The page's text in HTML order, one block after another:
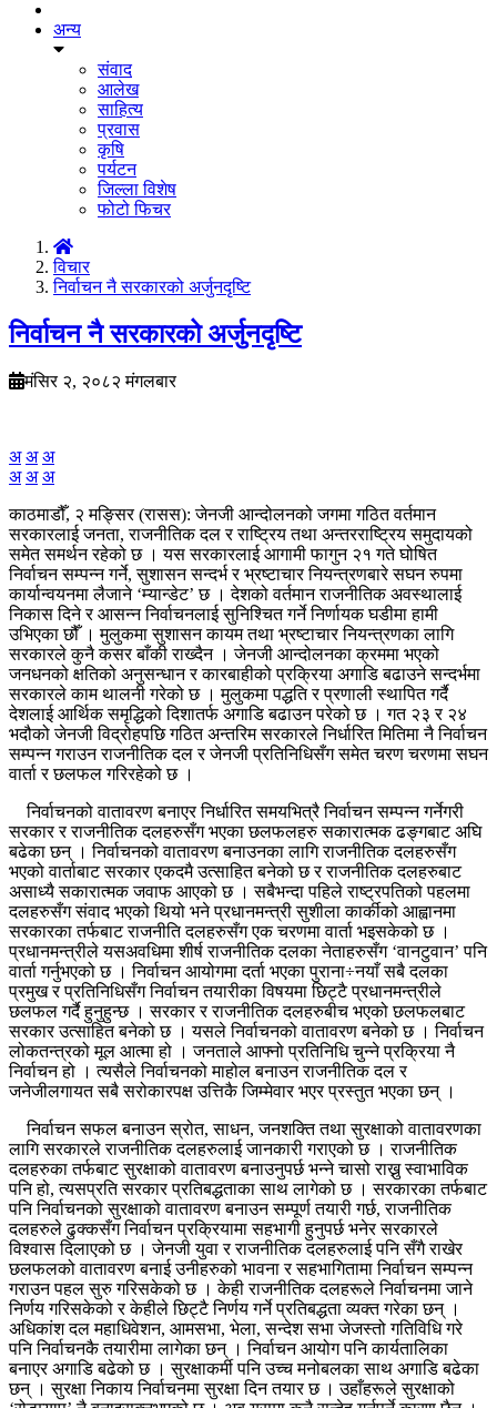
अन्य
संवाद
आलेख
साहित्य
प्रवास
कृषि
पर्यटन
जिल्ला विशेष
फोटो फिचर
विचार
निर्वाचन नै सरकारको अर्जुनदृष्टि
निर्वाचन नै सरकारको अर्जुनदृष्टि
मंसिर २, २०८२ मंगलबार
अ अ अ
अ अ अ
काठमाडौँ, २ मङ्सिर (रासस): जेनजी आन्दोलनको जगमा गठित वर्तमान
सरकारलाई जनता, राजनीतिक दल र राष्ट्रिय तथा अन्तरराष्ट्रिय समुदायको
समेत समर्थन रहेको छ । यस सरकारलाई आगामी फागुन २१ गते घोषित
निर्वाचन सम्पन्न गर्ने, सुशासन सन्दर्भ र भ्रष्टाचार नियन्त्रणबारे सघन रुपमा
कार्यान्वयनमा लैजाने ‘म्यान्डेट’ छ । देशको वर्तमान राजनीतिक अवस्थालाई
निकास दिने र आसन्न निर्वाचनलाई सुनिश्चित गर्ने निर्णायक घडीमा हामी
उभिएका छौँ । मुलुकमा सुशासन कायम तथा भ्रष्टाचार नियन्त्रणका लागि
सरकारले कुनै कसर बाँकी राख्दैन । जेनजी आन्दोलनका क्रममा भएको
जनधनको क्षतिको अनुसन्धान र कारबाहीको प्रक्रिया अगाडि बढाउने सन्दर्भमा
सरकारले काम थालनी गरेको छ । मुलुकमा पद्धति र प्रणाली स्थापित गर्दै
देशलाई आर्थिक समृद्धिको दिशातर्फ अगाडि बढाउन परेको छ । गत २३ र २४
भदौको जेनजी विद्रोहपछि गठित अन्तरिम सरकारले निर्धारित मितिमा नै निर्वाचन
सम्पन्न गराउन राजनीतिक दल र जेनजी प्रतिनिधिसँग समेत चरण चरणमा सघन
वार्ता र छलफल गरिरहेको छ ।
निर्वाचनको वातावरण बनाएर निर्धारित समयभित्रै निर्वाचन सम्पन्न गर्नेगरी
सरकार र राजनीतिक दलहरुसँग भएका छलफलहरु सकारात्मक ढङ्गबाट अघि
बढेका छन् । निर्वाचनको वातावरण बनाउनका लागि राजनीतिक दलहरुसँग
भएको वार्ताबाट सरकार एकदमै उत्साहित बनेको छ र राजनीतिक दलहरुबाट
असाध्यै सकारात्मक जवाफ आएको छ । सबैभन्दा पहिले राष्ट्रपतिको पहलमा
दलहरुसँग संवाद भएको थियो भने प्रधानमन्त्री सुशीला कार्कीको आह्वानमा
सरकारका तर्फबाट राजनीति दलहरुसँग एक चरणमा वार्ता भइसकेको छ ।
प्रधानमन्त्रीले यसअवधिमा शीर्ष राजनीतिक दलका नेताहरुसँग ‘वानटुवान’ पनि
वार्ता गर्नुभएको छ । निर्वाचन आयोगमा दर्ता भएका पुराना÷नयाँ सबै दलका
प्रमुख र प्रतिनिधिसँग निर्वाचन तयारीका विषयमा छिट्टै प्रधानमन्त्रीले
छलफल गर्दै हुनुहुन्छ । सरकार र राजनीतिक दलहरुबीच भएको छलफलबाट
सरकार उत्साहित बनेको छ । यसले निर्वाचनको वातावरण बनेको छ । निर्वाचन
लोकतन्त्रको मूल आत्मा हो । जनताले आफ्नो प्रतिनिधि चुन्ने प्रक्रिया नै
निर्वाचन हो । त्यसैले निर्वाचनको माहोल बनाउन राजनीतिक दल र
जनेजीलगायत सबै सरोकारपक्ष उत्तिकै जिम्मेवार भएर प्रस्तुत भएका छन् ।
निर्वाचन सफल बनाउन स्रोत, साधन, जनशक्ति तथा सुरक्षाको वातावरणका
लागि सरकारले राजनीतिक दलहरुलाई जानकारी गराएको छ । राजनीतिक
दलहरुका तर्फबाट सुरक्षाको वातावरण बनाउनुपर्छ भन्ने चासो राख्नु स्वाभाविक
पनि हो, त्यसप्रति सरकार प्रतिबद्धताका साथ लागेको छ । सरकारका तर्फबाट
पनि निर्वाचनको सुरक्षाको वातावरण बनाउन सम्पूर्ण तयारी गर्छ, राजनीतिक
दलहरुले ढुक्कसँग निर्वाचन प्रक्रियामा सहभागी हुनुपर्छ भनेर सरकारले
विश्वास दिलाएको छ । जेनजी युवा र राजनीतिक दलहरुलाई पनि सँगै राखेर
छलफलको वातावरण बनाई उनीहरुको भावना र सहभागितामा निर्वाचन सम्पन्न
गराउन पहल सुरु गरिसकेको छ । केही राजनीतिक दलहरूले निर्वाचनमा जाने
निर्णय गरिसकेको र केहीले छिट्टै निर्णय गर्ने प्रतिबद्धता व्यक्त गरेका छन् ।
अधिकांश दल महाधिवेशन, आमसभा, भेला, सन्देश सभा जेजस्तो गतिविधि गरे
पनि निर्वाचनकै तयारीमा लागेका छन् । निर्वाचन आयोग पनि कार्यतालिका
बनाएर अगाडि बढेको छ । सुरक्षाकर्मी पनि उच्च मनोबलका साथ अगाडि बढेका
छन् । सुरक्षा निकाय निर्वाचनमा सुरक्षा दिन तयार छ । उहाँहरूले सुरक्षाको